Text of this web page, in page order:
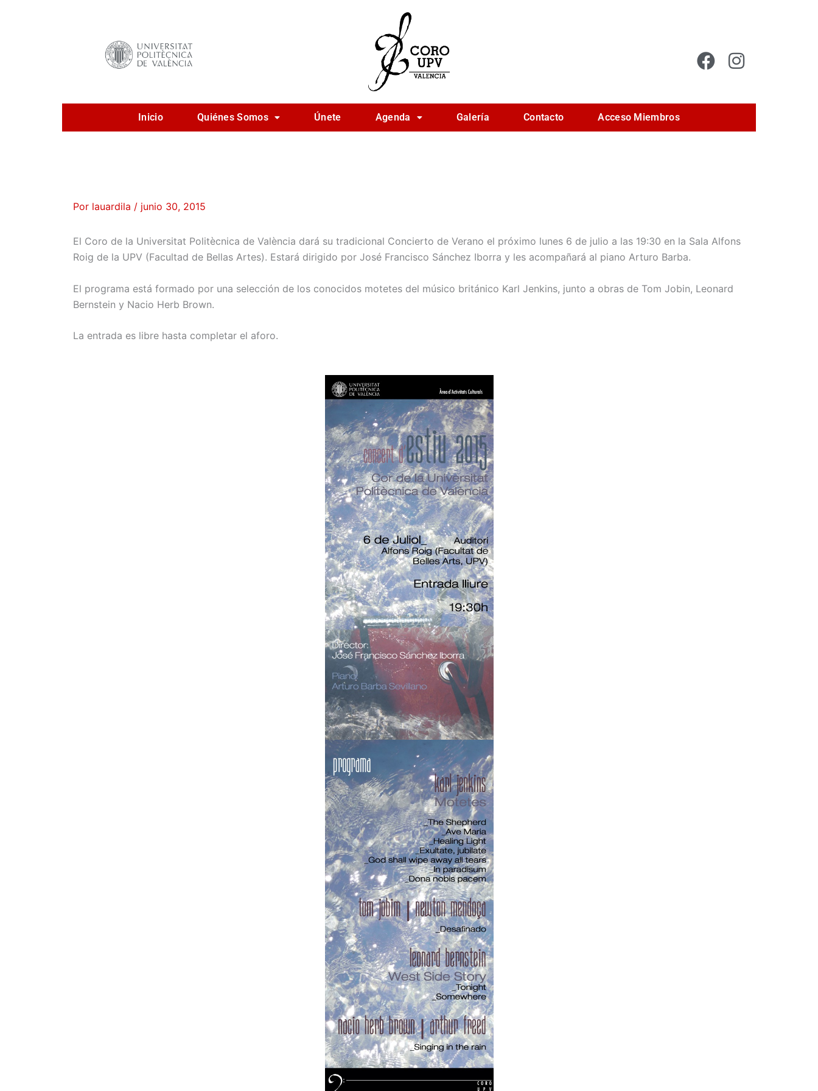
Inicio Quiénes Somos Únete Agenda Galería Contacto Acceso Miembros
Por lauardila / junio 30, 2015
El Coro de la Universitat Politècnica de València dará su tradicional Concierto de Verano el próximo lunes 6 de julio a las 19:30 en la Sala Alfons
Roig de la UPV (Facultad de Bellas Artes). Estará dirigido por José Francisco Sánchez Iborra y les acompañará al piano Arturo Barba.
El programa está formado por una selección de los conocidos motetes del músico británico Karl Jenkins, junto a obras de Tom Jobin, Leonard
Bernstein y Nacio Herb Brown.
La entrada es libre hasta completar el aforo.